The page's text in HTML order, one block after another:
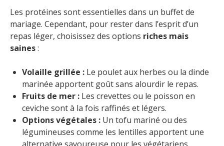
Les protéines sont essentielles dans un buffet de
mariage. Cependant, pour rester dans l’esprit d’un
repas léger, choisissez des options riches mais
saines:
Volaille grillée : Le poulet aux herbes ou la dinde
marinée apportent goût sans alourdir le repas.
Fruits de mer : Les crevettes ou le poisson en
ceviche sont à la fois raffinés et légers.
Options végétales : Un tofu mariné ou des
légumineuses comme les lentilles apportent une